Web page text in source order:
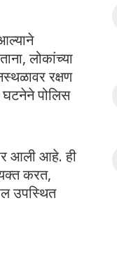
लोकांच्या
रक्षण
पोलिस
आली आहे. ही
करत,
उपस्थित